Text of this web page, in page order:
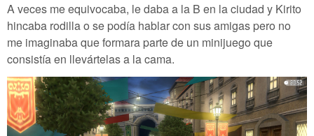
A veces me equivocaba, le daba a la B en la ciudad y Kirito
hincaba rodilla o se podía hablar con sus amigas pero no
me imaginaba que formara parte de un minijuego que
consistía en llevártelas a la cama.